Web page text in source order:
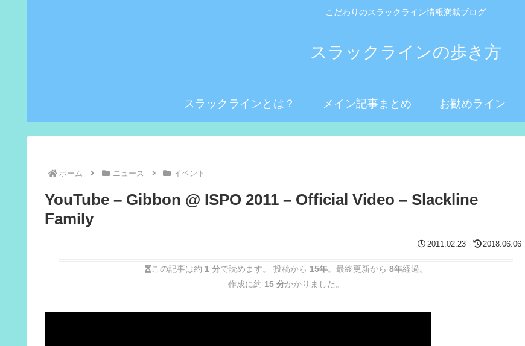
こだわりのスラックライン情報満載ブログ
スラックラインの歩き方
スラックラインとは？ メイン記事まとめ お勧めライン
ホーム ニュース イベント
YouTube – Gibbon @ ISPO 2011 – Official Video – Slackline
Family
2011.02.23 2018.06.06
この記事は約 1 分で読めます。 投稿から 15年。最終更新から 8年経過。
作成に約 15 分かかりました。